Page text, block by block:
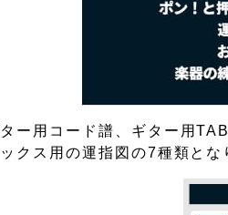
ー用コード譜、ギター用
クス用の運指図の7種類とな